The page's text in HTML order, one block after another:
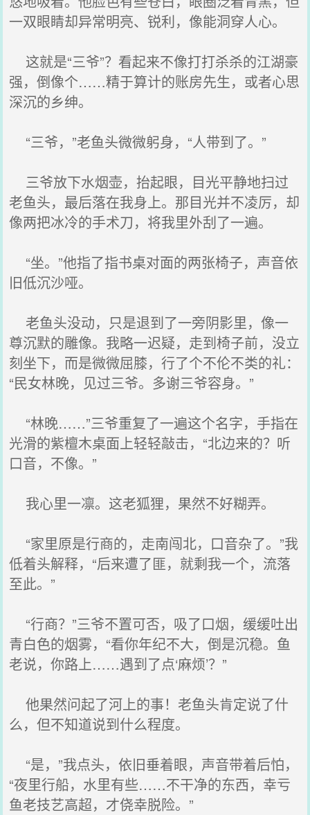
一双眼睛却异常明亮、锐利，像能洞穿人心。
这就是“三爷”？看起来不像打打杀杀的江湖豪
强，倒像个……精于算计的账房先生，或者心思
深沉的乡绅。
“三爷，”老鱼头微微躬身，“人带到了。”
三爷放下水烟壶，抬起眼，目光平静地扫过
老鱼头，最后落在我身上。那目光并不凌厉，却
像两把冰冷的手术刀，将我里外刮了一遍。
“坐。”他指了指书桌对面的两张椅子，声音依
旧低沉沙哑。
老鱼头没动，只是退到了一旁阴影里，像一
尊沉默的雕像。我略一迟疑，走到椅子前，没立
刻坐下，而是微微屈膝，行了个不伦不类的礼：
“民女林晚，见过三爷。多谢三爷容身。”
“林晚……”三爷重复了一遍这个名字，手指在
光滑的紫檀木桌面上轻轻敲击，“北边来的？听
口音，不像。”
我心里一凛。这老狐狸，果然不好糊弄。
“家里原是行商的，走南闯北，口音杂了。”我
低着头解释，“后来遭了匪，就剩我一个，流落
至此。”
“行商？”三爷不置可否，吸了口烟，缓缓吐出
青白色的烟雾，“看你年纪不大，倒是沉稳。鱼
老说，你路上……遇到了点‘麻烦’？”
他果然问起了河上的事！老鱼头肯定说了什
么，但不知道说到什么程度。
“是，”我点头，依旧垂着眼，声音带着后怕，
“夜里行船，水里有些……不干净的东西，幸亏
鱼老技艺高超，才侥幸脱险。”